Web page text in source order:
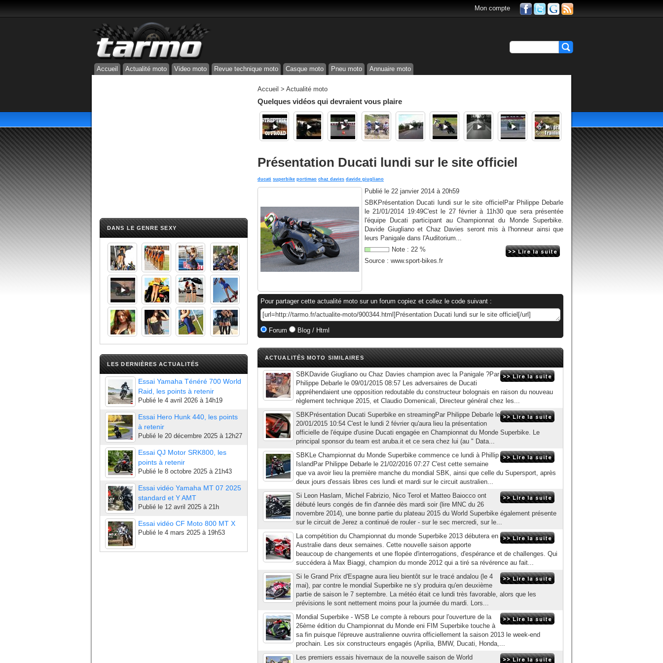
Mon compte
Accueil Actualité moto Video moto Revue technique moto Casque moto Pneu moto Annuaire moto
DANS LE GENRE SEXY
LES DERNIÈRES ACTUALITÉS
Essai Yamaha Ténéré 700 World
Raid, les points à retenir
Publié le 4 avril 2026 à 14h19
Essai Hero Hunk 440, les points
à retenir
Publié le 20 décembre 2025 à 12h27
Essai QJ Motor SRK800, les
points à retenir
Publié le 8 octobre 2025 à 21h43
Essai vidéo Yamaha MT 07 2025
standard et Y AMT
Publié le 12 avril 2025 à 21h
Essai vidéo CF Moto 800 MT X
Publié le 4 mars 2025 à 19h53
Accueil > Actualité moto
Quelques vidéos qui devraient vous plaire
Présentation Ducati lundi sur le site officiel
ducati superbike portimao chaz davies davide giugliano
Publié le 22 janvier 2014 à 20h59
SBKPrésentation Ducati lundi sur le site officielPar Philippe Debarle
le 21/01/2014 19:49C'est le 27 février à 11h30 que sera présentée
l'équipe Ducati participant au Championnat du Monde Superbike.
Davide Giugliano et Chaz Davies seront mis à l'honneur ainsi que
leurs Panigale dans l'Auditorium...
Note : 22 %
Source : www.sport-bikes.fr
Pour partager cette actualité moto sur un forum copiez et collez le code suivant :
Forum Blog / Html
ACTUALITÉS MOTO SIMILAIRES
SBKDavide Giugliano ou Chaz Davies champion avec la Panigale ?Par
Philippe Debarle le 09/01/2015 08:57 Les adversaires de Ducati
appréhendaient une opposition redoutable du constructeur bolognais en raison du nouveau
règlement technique 2015, et Claudio Domenicali, Directeur général chez les...
SBKPrésentation Ducati Superbike en streamingPar Philippe Debarle le
20/01/2015 10:54 C'est le lundi 2 février qu'aura lieu la présentation
officielle de l'équipe d'usine Ducati engagée en Championnat du Monde Superbike. Le
principal sponsor du team est aruba.it et ce sera chez lui (au " Data...
SBKLe Championnat du Monde Superbike commence ce lundi à Phillip
IslandPar Philippe Debarle le 21/02/2016 07:27 C'est cette semaine
que va avoir lieu la première manche du mondial SBK, ainsi que celle du Supersport, après
deux jours d'essais libres ces lundi et mardi sur le circuit australien...
Si Leon Haslam, Michel Fabrizio, Nico Terol et Matteo Baiocco ont
débuté leurs congés de fin d'année dès mardi soir (lire MNC du 26
novembre 2014), une bonne partie du plateau 2015 du World Superbike également présente
sur le circuit de Jerez a continué de rouler - sur le sec mercredi, sur le...
La compétition du Championnat du monde Superbike 2013 débutera en
Australie dans deux semaines. Cette nouvelle saison apporte
beaucoup de changements et une flopée d'interrogations, d'espérance et de challenges. Qui
succédera à Max Biaggi, champion du monde 2012 qui a tiré sa révérence au fait...
Si le Grand Prix d'Espagne aura lieu bientôt sur le tracé andalou (le 4
mai), par contre le mondial Superbike ne s'y produira qu'en deuxième
partie de saison le 7 septembre. La météo était ce lundi très favorable, alors que les
prévisions le sont nettement moins pour la journée du mardi. Lors...
Mondial Superbike - WSB Le compte à rebours pour l'ouverture de la
26ème édition du Championnat du Monde eni FIM Superbike touche à
sa fin puisque l'épreuve australienne ouvrira officiellement la saison 2013 le week-end
prochain. Les six constructeurs engagés (Aprilia, BMW, Ducati, Honda,...
Les premiers essais hivernaux de la nouvelle saison de World